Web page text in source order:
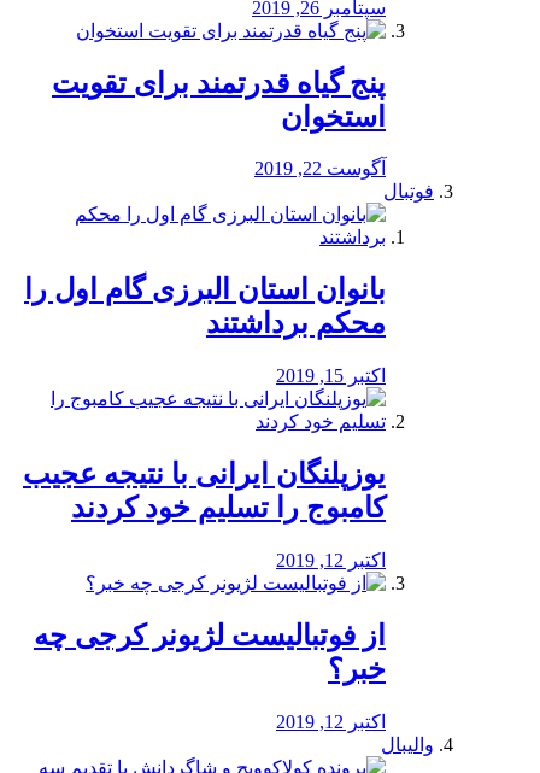
سپتامبر 26, 2019
پنج گیاه قدرتمند برای تقویت
استخوان
آگوست 22, 2019
فوتبال
بانوان استان البرزی گام اول را
محكم برداشتند
اکتبر 15, 2019
یوزپلنگان ایرانی با نتیجه عجیب
کامبوج را تسلیم خود کردند
اکتبر 12, 2019
از فوتبالیست لژیونر کرجی چه
خبر؟
اکتبر 12, 2019
والیبال